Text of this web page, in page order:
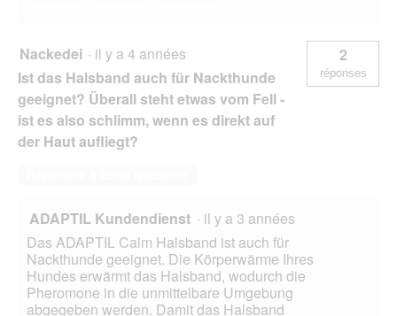
Nackedei · il y a 4 années
Ist das Halsband auch für Nackthunde
geeignet? Überall steht etwas vom Fell -
ist es also schlimm, wenn es direkt auf
der Haut aufliegt?
2
réponses
ADAPTIL Kundendienst · il y a 3 années
Das ADAPTIL Calm Halsband ist auch für
Nackthunde geeignet. Die Körperwärme Ihres
Hundes erwärmt das Halsband, wodurch die
Pheromone in die unmittelbare Umgebung
abgegeben werden. Damit das Halsband